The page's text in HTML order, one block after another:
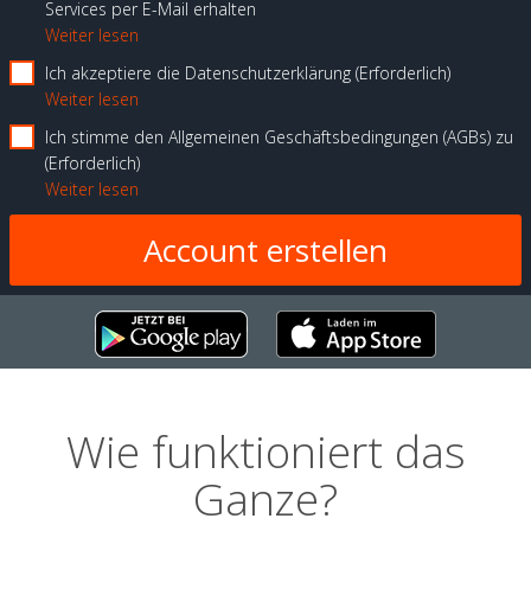
Services per E-Mail erhalten
Weiter lesen
Ich akzeptiere die Datenschutzerklärung Erforderlich
Weiter lesen
Ich stimme den Allgemeinen Geschäftsbedingungen (AGBs) zu
Erforderlich
Weiter lesen
Wie funktioniert das
Ganze?